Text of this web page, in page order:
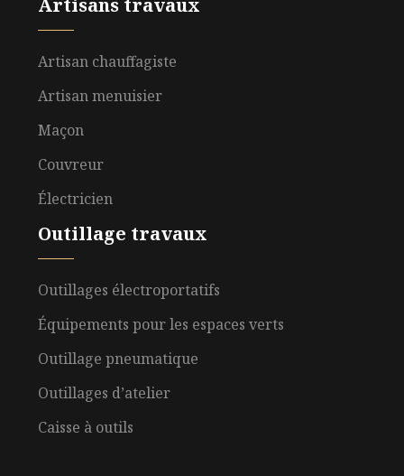
Artisans travaux
Artisan chauffagiste
Artisan menuisier
Maçon
Couvreur
Électricien
Outillage travaux
Outillages électroportatifs
Équipements pour les espaces verts
Outillage pneumatique
Outillages d’atelier
Caisse à outils